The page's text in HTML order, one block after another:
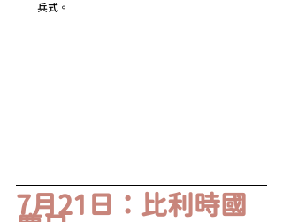
兵式。
7月21日：比利時國